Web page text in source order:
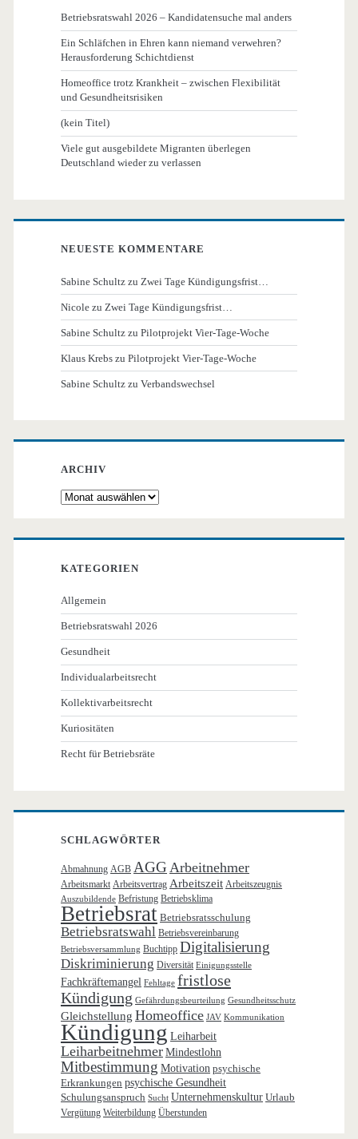
Betriebsratswahl 2026 – Kandidatensuche mal anders
Ein Schläfchen in Ehren kann niemand verwehren?
Herausforderung Schichtdienst
Homeoffice trotz Krankheit – zwischen Flexibilität
und Gesundheitsrisiken
(kein Titel)
Viele gut ausgebildete Migranten überlegen
Deutschland wieder zu verlassen
NEUESTE KOMMENTARE
Sabine Schultz zu Zwei Tage Kündigungsfrist…
Nicole zu Zwei Tage Kündigungsfrist…
Sabine Schultz zuPilotprojekt Vier-Tage-Woche
Klaus Krebs zuPilotprojekt Vier-Tage-Woche
Sabine Schultz zuVerbandswechsel
ARCHIV
Archiv
KATEGORIEN
Allgemein
Betriebsratswahl 2026
Gesundheit
Individualarbeitsrecht
Kollektivarbeitsrecht
Kuriositäten
Recht für Betriebsräte
SCHLAGWÖRTER
Abmahnung AGB AGG Arbeitnehmer
Arbeitsmarkt Arbeitsvertrag Arbeitszeit Arbeitszeugnis
Auszubildende Befristung Betriebsklima
Betriebsrat Betriebsratsschulung
Betriebsratswahl Betriebsvereinbarung
Betriebsversammlung Buchtipp Digitalisierung
Diskriminierung Diversität Einigungsstelle
Fachkräftemangel Fehltage fristlose
Kündigung Gefährdungsbeurteilung Gesundheitsschutz
Gleichstellung Homeoffice JAV Kommunikation
Kündigung Leiharbeit
Leiharbeitnehmer Mindestlohn
Mitbestimmung Motivation psychische
Erkrankungen psychische Gesundheit
Schulungsanspruch Sucht Unternehmenskultur Urlaub
Vergütung Weiterbildung Überstunden